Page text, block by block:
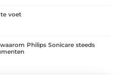
voet
Philips Sonicare steeds